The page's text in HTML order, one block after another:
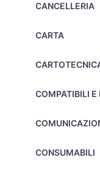
CANCELLERIA
CARTA
COMPATIBILI E
CONSUMABILI